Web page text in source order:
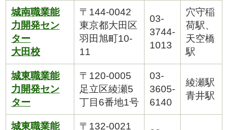
城南職業能
力開発セン
ター
大田校
〒144-0042
東京都大田区
羽田旭町10-
11
03-
3744-
1013
穴守稲
荷駅、
天空橋
駅
城東職業能
力開発セン
ター
〒120-0005
足立区綾瀬5
丁目6番地1号
03-
3605-
6140
綾瀬駅
青井駅
城東職業能 〒132-0021